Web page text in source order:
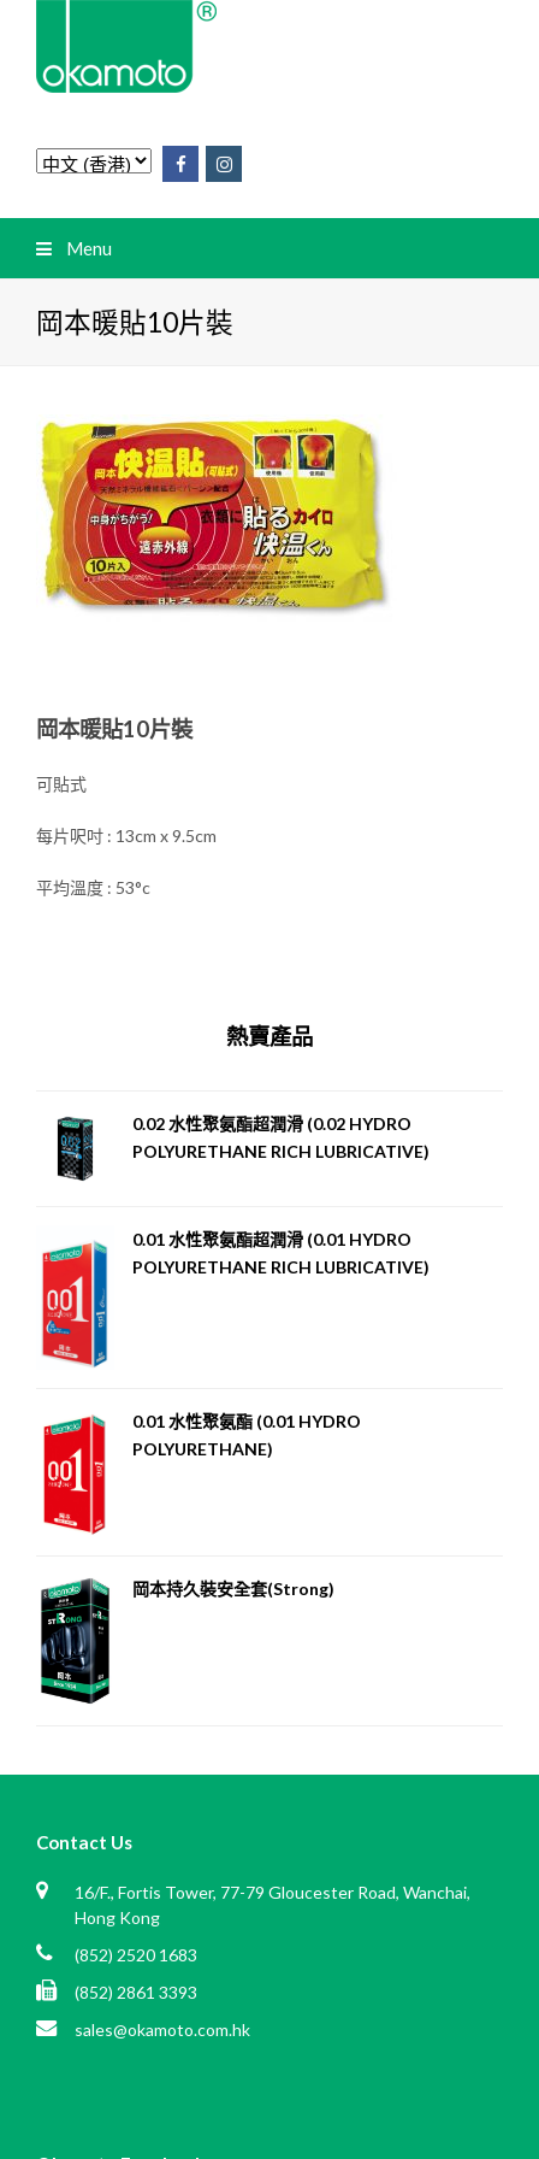
Menu
岡本暖貼10片裝
岡本暖貼10片裝
可貼式
每片呎吋 : 13cm x 9.5cm
平均溫度 : 53°c
熱賣產品
0.02 水性聚氨酯超潤滑 (0.02 HYDRO
POLYURETHANE RICH LUBRICATIVE)
0.01 水性聚氨酯超潤滑 (0.01 HYDRO
POLYURETHANE RICH LUBRICATIVE)
0.01 水性聚氨酯 (0.01 HYDRO
POLYURETHANE)
岡本持久裝安全套(Strong)
Contact Us
16/F., Fortis Tower, 77-79 Gloucester Road, Wanchai,
Hong Kong
(852) 2520 1683
(852) 2861 3393
sales@okamoto.com.hk